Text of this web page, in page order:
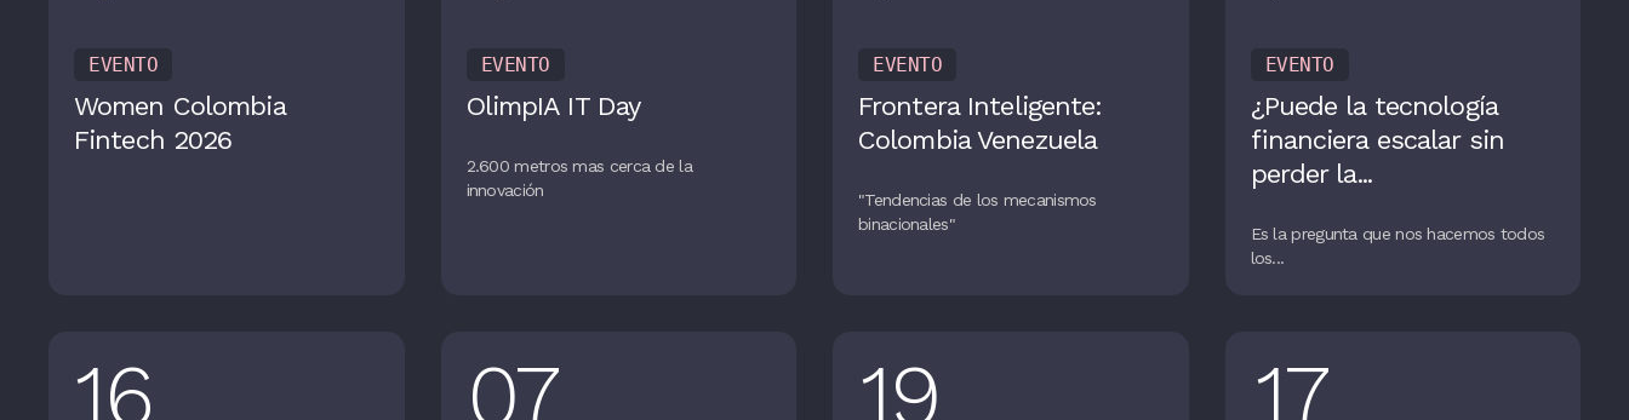
EVENTO
Women Colombia
Fintech 2026
EVENTO
OlimpIA IT Day
2.600 metros mas cerca de la
innovación
EVENTO
Frontera Inteligente:
Colombia Venezuela
"Tendencias de los mecanismos
binacionales"
EVENTO
¿Puede la tecnología
financiera escalar sin
perder la...
Es la pregunta que nos hacemos todos
los...
16 07 19 17